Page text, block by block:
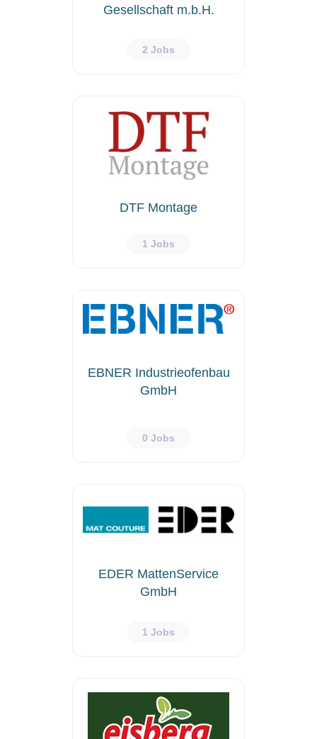
Gesellschaft m.b.H.
2 Jobs
DTF Montage
1 Jobs
EBNER Industrieofenbau
GmbH
0 Jobs
EDER MattenService
GmbH
1 Jobs